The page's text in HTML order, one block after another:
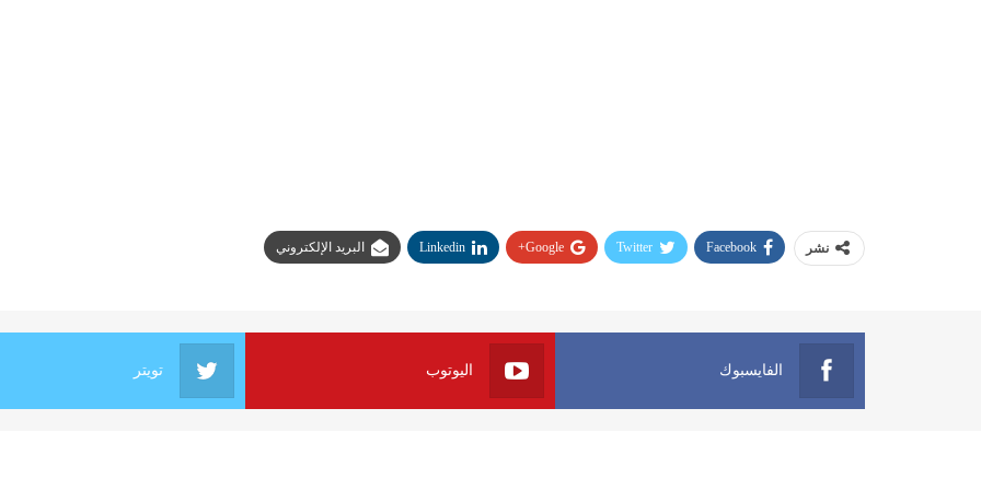
نشر Facebook
Twitter
Google+
Linkedin البريد الإلكتروني
الفايسبوك اليوتوب تويتر